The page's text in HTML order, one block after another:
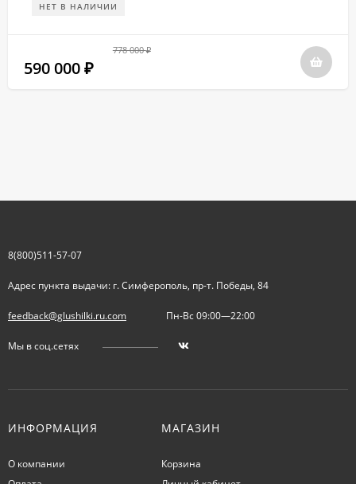
НЕТ В НАЛИЧИИ
778 000₽
590 000 ₽
8(800)511-57-07
Адрес пункта выдачи: г. Симферополь, пр-т. Победы, 84
feedback@glushilki.ru.com Пн-Вс 09:00—22:00
Мы в соц.сетях
ИНФОРМАЦИЯ
О компании
МАГАЗИН
Корзина